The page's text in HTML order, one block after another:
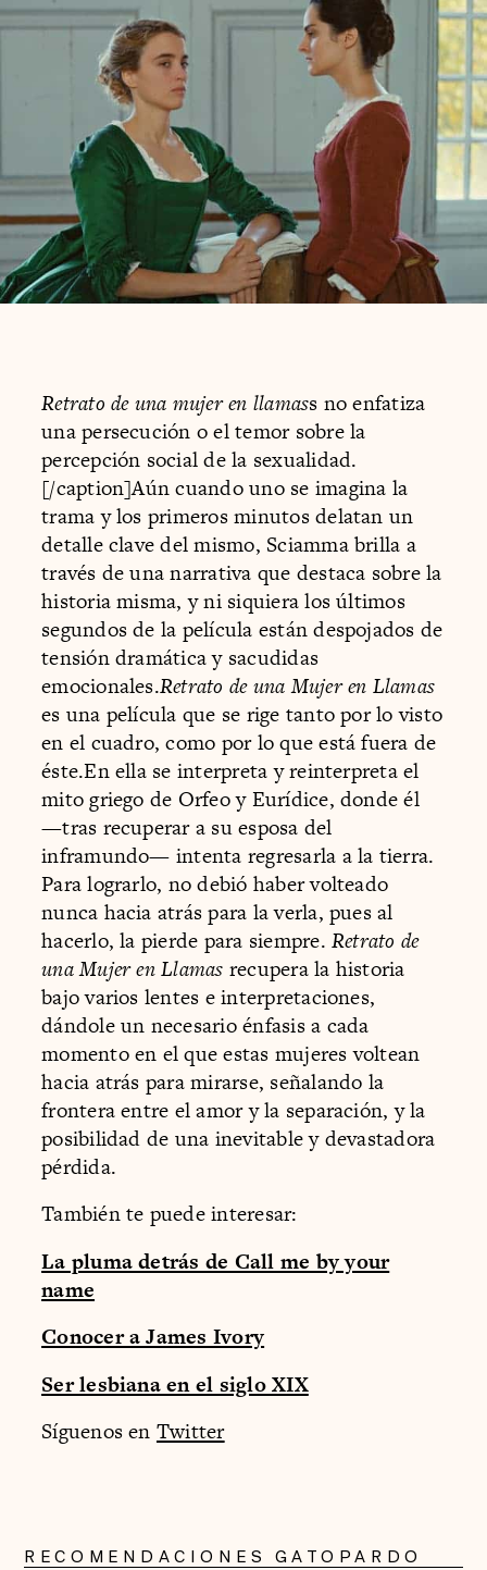
Retrato de una mujer en llamass no enfatiza
una persecución o el temor sobre la
percepción social de la sexualidad.
[/caption]Aún cuando uno se imagina la
trama y los primeros minutos delatan un
detalle clave del mismo, Sciamma brilla a
través de una narrativa que destaca sobre la
historia misma, y ni siquiera los últimos
segundos de la película están despojados de
tensión dramática y sacudidas
emocionales.Retrato de una Mujer en Llamas
es una película que se rige tanto por lo visto
en el cuadro, como por lo que está fuera de
éste.En ella se interpreta y reinterpreta el
mito griego de Orfeo y Eurídice, donde él
—tras recuperar a su esposa del
inframundo— intenta regresarla a la tierra.
Para lograrlo, no debió haber volteado
nunca hacia atrás para la verla, pues al
hacerlo, la pierde para siempre.Retrato de
una Mujer en Llamas recupera la historia
bajo varios lentes e interpretaciones,
dándole un necesario énfasis a cada
momento en el que estas mujeres voltean
hacia atrás para mirarse, señalando la
frontera entre el amor y la separación, y la
posibilidad de una inevitable y devastadora
pérdida.
También te puede interesar:
La pluma detrás de Call me by your
name
Conocer a James Ivory
Ser lesbiana en el siglo XIX
Síguenos en Twitter
RECOMENDACIONES GATOPARDO